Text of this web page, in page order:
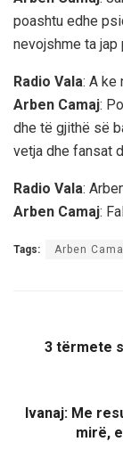
poashtu edhe
nevojshme ta jap
Radio Vala: A ke
Arben Camaj:
dhe të gjithë së
vetja dhe fansat
Radio Vala:
Arben Camaj:
Tags: Arben
3 tërmete
Ivanaj: Me
mirë,